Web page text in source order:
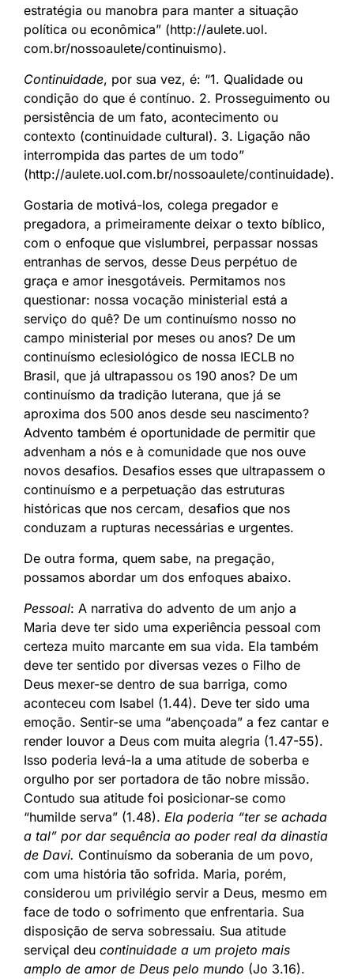
estratégia ou manobra para manter a situação
política ou econômica” (http://aulete.uol.
com.br/nossoaulete/continuismo).
Continuidade, por sua vez, é: “1. Qualidade ou
condição do que é contínuo. 2. Prosseguimento ou
persistência de um fato, acontecimento ou
contexto (continuidade cultural). 3. Ligação não
interrompida das partes de um todo”
(http://aulete.uol.com.br/nossoaulete/continuidade).
Gostaria de motivá-los, colega pregador e
pregadora, a primeiramente deixar o texto bíblico,
com o enfoque que vislumbrei, perpassar nossas
entranhas de servos, desse Deus perpétuo de
graça e amor inesgotáveis. Permitamos nos
questionar: nossa vocação ministerial está a
serviço do quê? De um continuísmo nosso no
campo ministerial por meses ou anos? De um
continuísmo eclesiológico de nossa IECLB no
Brasil, que já ultrapassou os 190 anos? De um
continuísmo da tradição luterana, que já se
aproxima dos 500 anos desde seu nascimento?
Advento também é oportunidade de permitir que
advenham a nós e à comunidade que nos ouve
novos desafios. Desafios esses que ultrapassem o
continuísmo e a perpetuação das estruturas
históricas que nos cercam, desafios que nos
conduzam a rupturas necessárias e urgentes.
De outra forma, quem sabe, na pregação,
possamos abordar um dos enfoques abaixo.
Pessoal: A narrativa do advento de um anjo a
Maria deve ter sido uma experiência pessoal com
certeza muito marcante em sua vida. Ela também
deve ter sentido por diversas vezes o Filho de
Deus mexer-se dentro de sua barriga, como
aconteceu com Isabel (1.44). Deve ter sido uma
emoção. Sentir-se uma “abençoada” a fez cantar e
render louvor a Deus com muita alegria (1.47-55).
Isso poderia levá-la a uma atitude de soberba e
orgulho por ser portadora de tão nobre missão.
Contudo sua atitude foi posicionar-se como
“humilde serva” (1.48). Ela poderia “ter se achada
a tal” por dar sequência ao poder real da dinastia
de Davi. Continuísmo da soberania de um povo,
com uma história tão sofrida. Maria, porém,
considerou um privilégio servir a Deus, mesmo em
face de todo o sofrimento que enfrentaria. Sua
disposição de serva sobressaiu. Sua atitude
serviçal deu continuidade a um projeto mais
amplo de amor de Deus pelo mundo (Jo 3.16).